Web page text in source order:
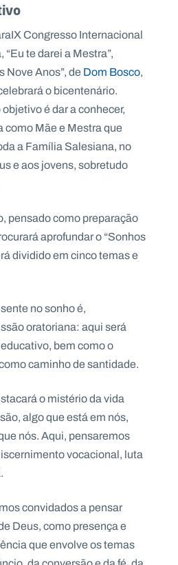
Congresso Internacional
te darei a Mestra”,
Nove Anos”, de Dom Bosco,
o bicentenário.
é dar a conhecer,
como Mãe e Mestra que
a Família Salesiana, no
e aos jovens, sobretudo
pensado como preparação
aprofundar o “Sonhos
dividido em cinco temas e
no sonho é,
oratoriana: aqui será
bem como o
caminho de santidade.
o mistério da vida
algo que está em nós,
nós. Aqui, pensaremos
vocacional, luta
convidados a pensar
Deus, como presença e
que envolve os temas